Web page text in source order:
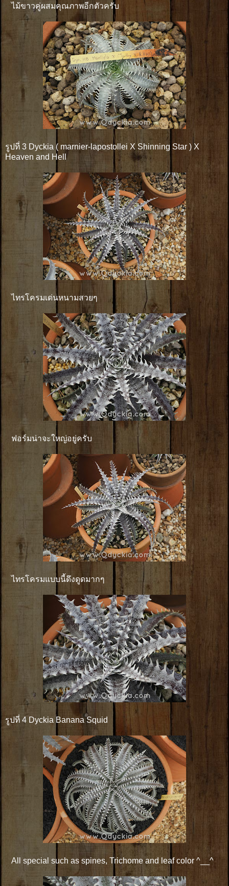
ไม้ขาวคู่ผสมคุณภาพอีกตัวครับ
รูปที่ 3 Dyckia ( marnier-lapostollei X Shinning Star ) X
Heaven and Hell
ไทรโครมเด่นหนามสวยๆ
ฟอร์มน่าจะใหญ่อยู่ครับ
ไทรโครมแบบนี้ดึงดูดมากๆ
รูปที่ 4 Dyckia Banana Squid
All special such as spines, Trichome and leaf color ^__^